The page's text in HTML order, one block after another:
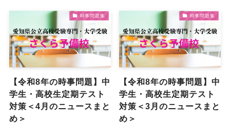
時事問題集
【令和8年の時事問題】中
学生・高校生定期テスト
対策＜4月のニュースまと
め＞
時事問題集
【令和8年の時事問題】中
学生・高校生定期テスト
対策＜3月のニュースまと
め＞